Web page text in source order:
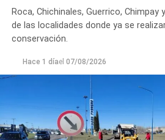
Los equipos técnicos de Aguas
un seguimiento constante de la
con las condiciones que presenta el
Roca, Chichinales, Guerrico,
de las localidades donde ya se
conservación.
Hace 1 díael 07/08/2026